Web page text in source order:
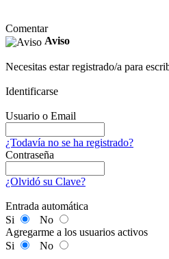
Comentar
Aviso
Necesitas estar registrado/a para
Identificarse
Usuario o Email
¿Todavía no se ha registrado?
Contraseña
¿Olvidó su Clave?
Entrada automática
Si
No
Agregarme a los usuarios activos
Si
No